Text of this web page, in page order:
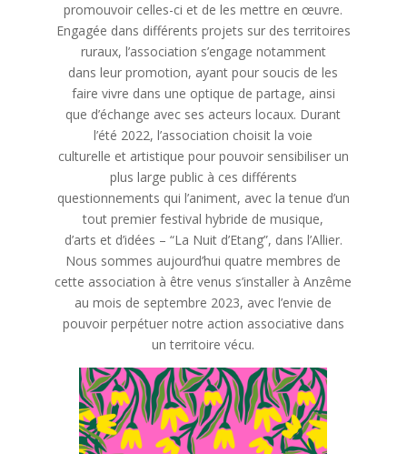
promouvoir celles-ci et de les mettre en œuvre.
Engagée dans différents projets sur des territoires
ruraux, l’association s’engage notamment
dans leur promotion, ayant pour soucis de les
faire vivre dans une optique de partage, ainsi
que d’échange avec ses acteurs locaux. Durant
l’été 2022, l’association choisit la voie
culturelle et artistique pour pouvoir sensibiliser un
plus large public à ces différents
questionnements qui l’animent, avec la tenue d’un
tout premier festival hybride de musique,
d’arts et d’idées – “La Nuit d’Etang”, dans l’Allier.
Nous sommes aujourd’hui quatre membres de
cette association à être venus s’installer à Anzême
au mois de septembre 2023, avec l’envie de
pouvoir perpétuer notre action associative dans
un territoire vécu.